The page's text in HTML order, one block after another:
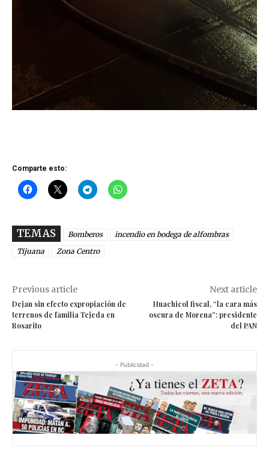
Comparte esto:
TEMAS Bomberos
incendio en bodega de alfombras
Tijuana
Zona Centro
Previous article
Dejan sin efecto expropiación de
terrenos de familia Tejeda en
Rosarito
Next article
Huachicol fiscal, “la cara más
oscura de Morena”: presidente
del PAN
- Publicidad -